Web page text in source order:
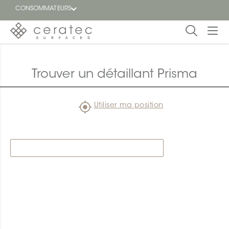
CONSOMMATEURS
Blogue
Trouver un détaillant Prisma
Utiliser ma position